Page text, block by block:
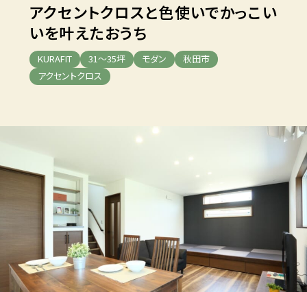
アクセントクロスと色使いでかっこい
いを叶えたおうち
KURAFIT 31～35坪 モダン
秋田市
アクセントクロス